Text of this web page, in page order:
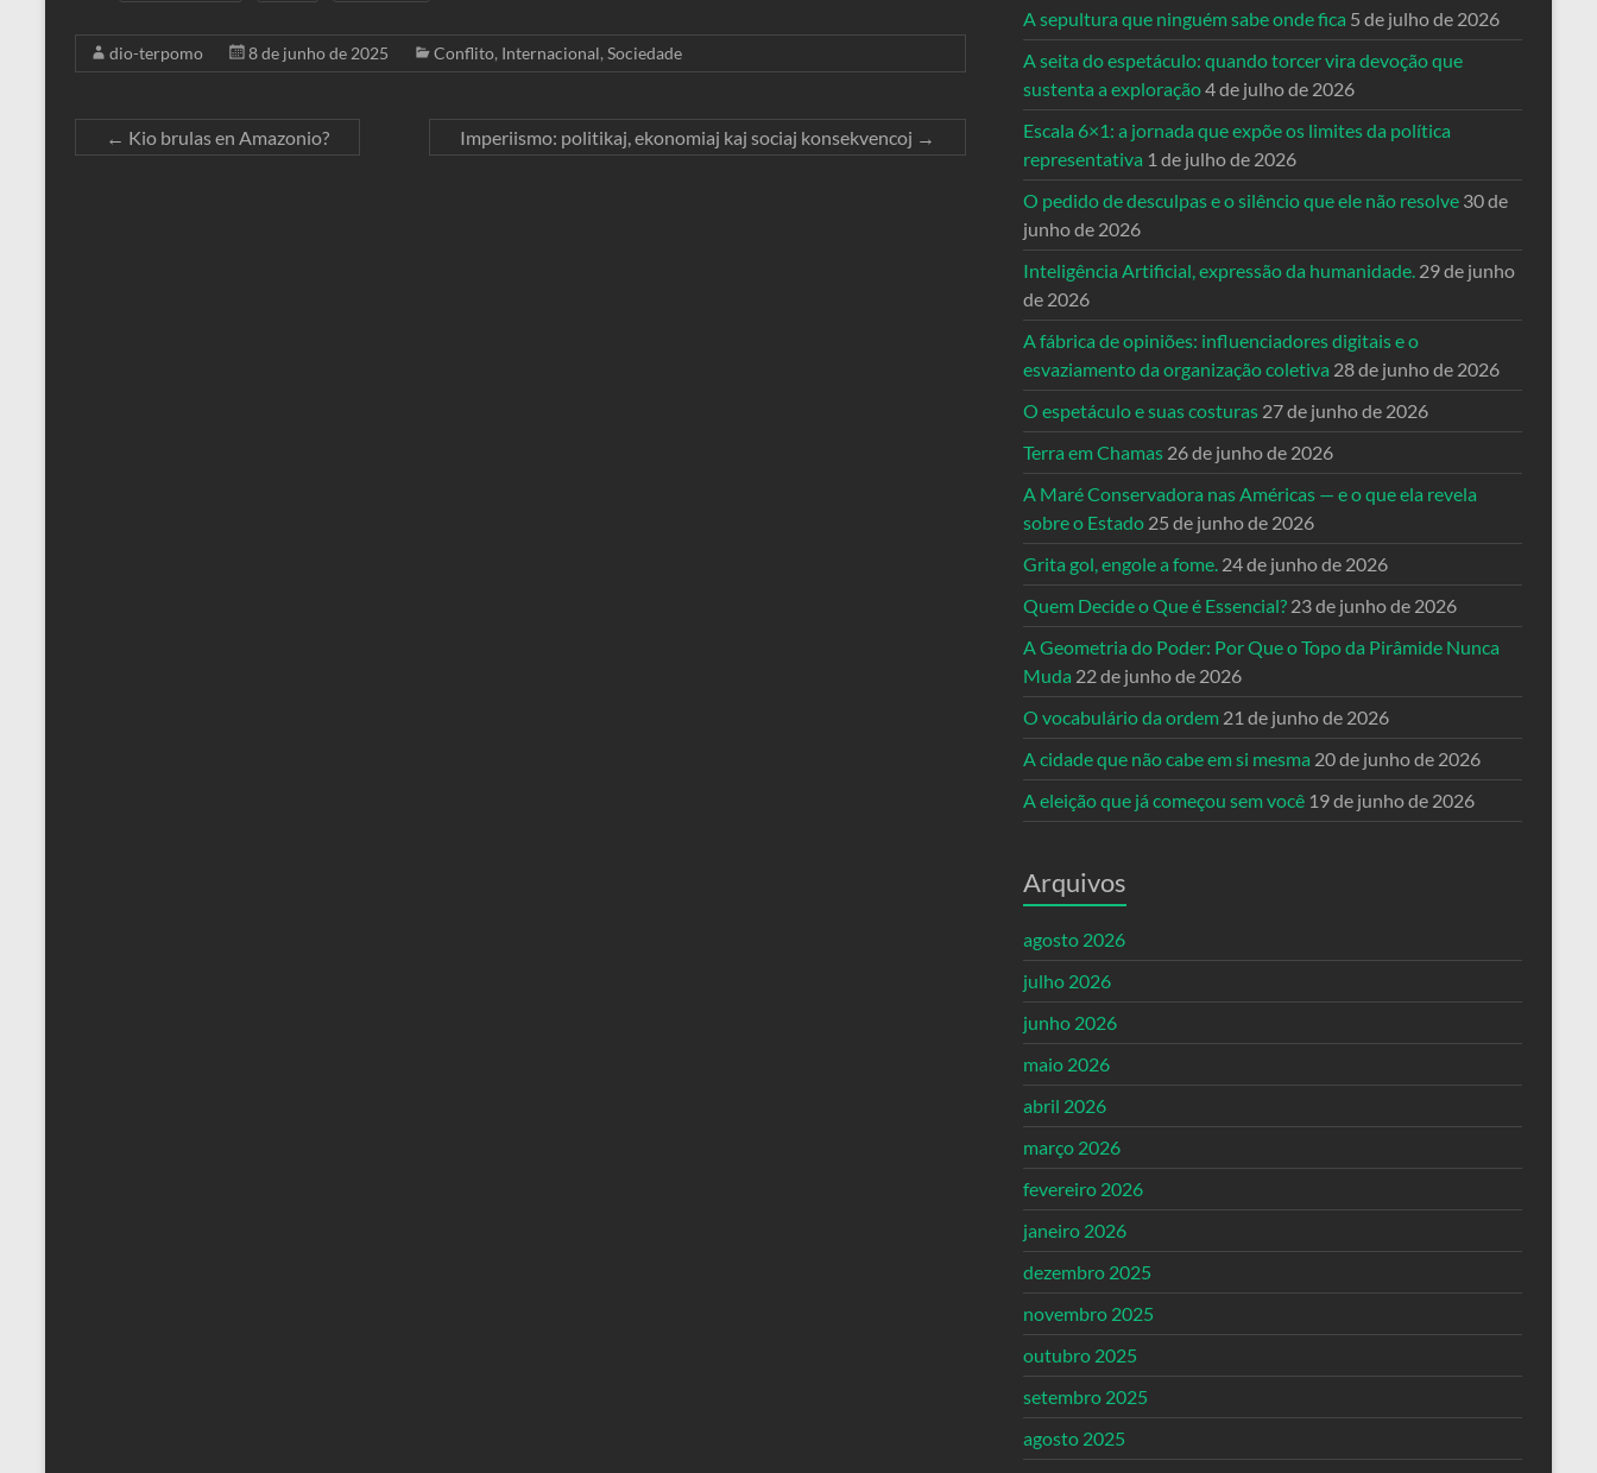
dio-terpomo 8 de junho de 2025 Conflito, Internacional, Sociedade
← Kio brulas en Amazonio? Imperiismo: politikaj, ekonomiaj kaj sociaj konsekvencoj →
A sepultura que ninguém sabe onde fica 5 de julho de 2026
A seita do espetáculo: quando torcer vira devoção que
sustenta a exploração4 de julho de 2026
Escala 6×1: a jornada que expõe os limites da política
representativa 1 de julho de 2026
O pedido de desculpas e o silêncio que ele não resolve 30 de
junho de 2026
Inteligência Artificial, expressão da humanidade. 29 de junho
de 2026
A fábrica de opiniões: influenciadores digitais e o
esvaziamento da organização coletiva 28 de junho de 2026
O espetáculo e suas costuras 27 de junho de 2026
Terra em Chamas 26 de junho de 2026
A Maré Conservadora nas Américas — e o que ela revela
sobre o Estado 25 de junho de 2026
Grita gol, engole a fome. 24 de junho de 2026
Quem Decide o Que é Essencial? 23 de junho de 2026
A Geometria do Poder: Por Que o Topo da Pirâmide Nunca
Muda 22 de junho de 2026
O vocabulário da ordem 21 de junho de 2026
A cidade que não cabe em si mesma 20 de junho de 2026
A eleição que já começou sem você 19 de junho de 2026
Arquivos
agosto 2026
julho 2026
junho 2026
maio 2026
abril 2026
março 2026
fevereiro 2026
janeiro 2026
dezembro 2025
novembro 2025
outubro 2025
setembro 2025
agosto 2025